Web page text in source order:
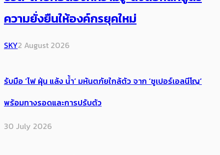
ความยั่งยืนให้องค์กรยุคใหม่
SKY2 August 2026
รับมือ ‘ไฟ ฝุ่น แล้ง น้ำ’ มหันตภัยใกล้ตัว จาก ‘ซูเปอร์เอลนีโญ’
พร้อมทางรอดและการปรับตัว
30 July 2026